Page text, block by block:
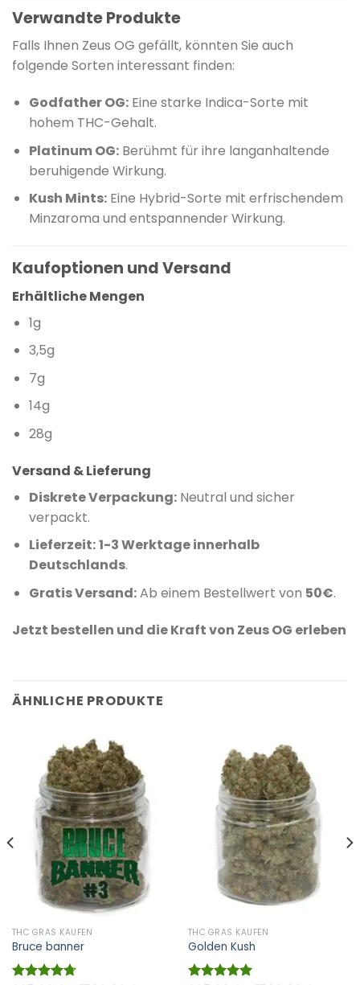
Verwandte Produkte
Falls Ihnen Zeus OG gefällt, könnten Sie auch
folgende Sorten interessant finden:
Godfather OG:Eine starke Indica-Sorte mit
hohem THC-Gehalt.
Platinum OG:Berühmt für ihre langanhaltende
beruhigende Wirkung.
Kush Mints:Eine Hybrid-Sorte mit erfrischendem
Minzaroma und entspannender Wirkung.
Kaufoptionen und Versand
Erhältliche Mengen
1g
3,5g
7g
14g
28g
Versand & Lieferung
Diskrete Verpackung:Neutral und sicher
verpackt.
Lieferzeit:1-3 Werktage innerhalb
Deutschlands.
Gratis Versand:Ab einem Bestellwert von 50€.
Jetzt bestellen und die Kraft von Zeus OG erleben
ÄHNLICHE PRODUKTE
THC GRAS KAUFEN
Bruce banner
THC GRAS KAUFEN
Golden Kush